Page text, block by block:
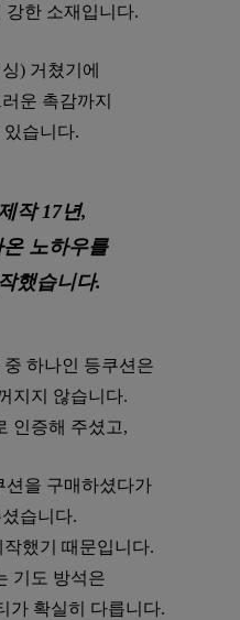
강한 소재입니다.
) 거쳤기에
운 촉감까지
있습니다.
작 17년,
노하우를
했습니다.
하나인 등쿠션은
지지 않습니다.
인증해 주셨고,
션을 구매하셨다가
습니다.
했기 때문입니다.
기도 방석은
가 확실히 다릅니다.